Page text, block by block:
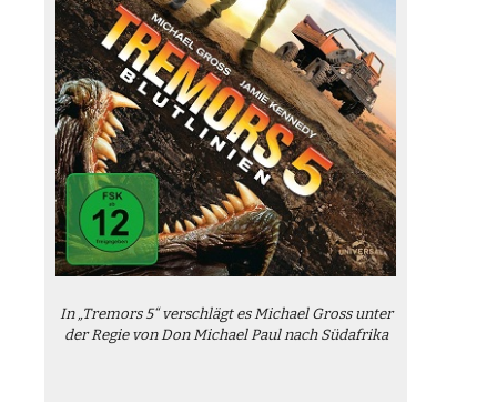
In „Tremors 5“ verschlägt es Michael Gross unter
der Regie von Don Michael Paul nach Südafrika